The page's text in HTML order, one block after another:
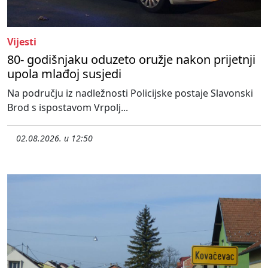
Vijesti
80- godišnjaku oduzeto oružje nakon prijetnji
upola mlađoj susjedi
Na području iz nadležnosti Policijske postaje Slavonski
Brod s ispostavom Vrpolj...
02.08.2026. u 12:50